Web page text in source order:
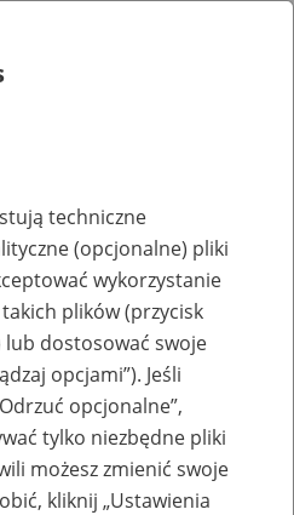
pytania
- pacjent
techniczne
(opcjonalne) pliki
wykorzystanie
plików (przycisk
lub dostosować swoje
opcjami”). Jeśli
opcjonalne”,
tylko niezbędne pliki
możesz zmienić swoje
kliknij „Ustawienia